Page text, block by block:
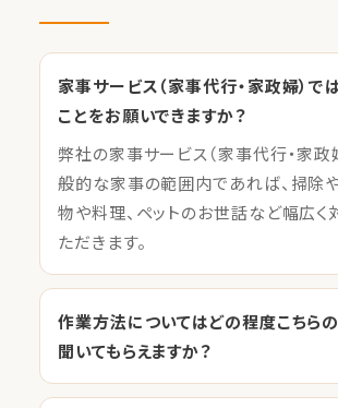
家事サービス（家事代行・家政婦）で
ことをお願いできますか？
弊社の家事サービス（家事代行・家政
般的な家事の範囲内であれば、掃除
物や料理、ペットのお世話など幅広く
ただきます。
作業方法についてはどの程度こちら
聞いてもらえますか？